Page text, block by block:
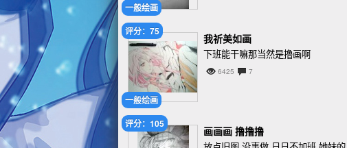
一般绘画
一般绘画
评分：75
我祈美如画
下班能干嘛那当然是撸画啊
6425 7
评分：105
画画画 撸撸撸